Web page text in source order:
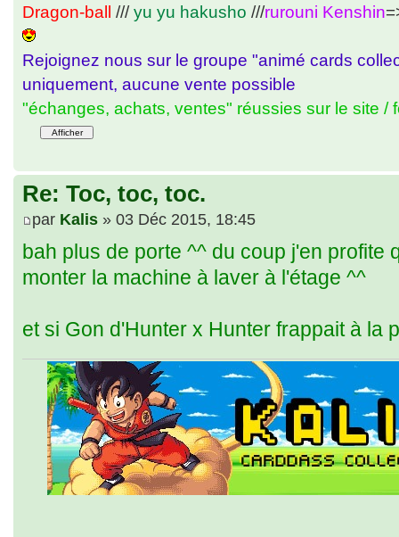
Dragon-ball ///yu yu hakusho ///rurouni Kenshin
Rejoignez nous sur le groupe "animé cards
uniquement, aucune vente possible
"échanges, achats, ventes" réussies sur le site /
Re: Toc, toc, toc.
par Kalis » 03 Déc 2015, 18:45
bah plus de porte ^^ du coup j'en profite
monter la machine à laver à l'étage ^^
et si Gon d'Hunter x Hunter frappait à la